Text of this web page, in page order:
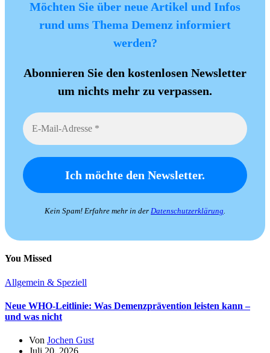
Möchten Sie über neue Artikel und Infos
rund ums Thema Demenz informiert
werden?
Abonnieren Sie den kostenlosen Newsletter
um nichts mehr zu verpassen.
Kein Spam! Erfahre mehr in der Datenschutzerklärung.
You Missed
Allgemein & Speziell
Neue WHO-Leitlinie: Was Demenzprävention leisten kann –
und was nicht
Von Jochen Gust